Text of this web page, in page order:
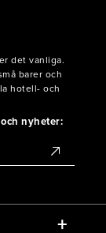
det vanliga.
barer och
hotell- och
nyheter: